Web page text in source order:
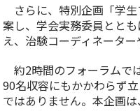
さらに、特別企画「学
案し、学会実務委員とと
え、治験コーディネータ
約2時間のフォーラムで
90名収容にもかかわらず
ではありません。本企画